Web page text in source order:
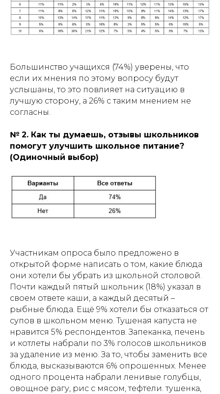
Большинство учащихся (74%) уверены, что
если их мнения по этому вопросу будут
услышаны, то это повлияет на ситуацию в
лучшую сторону, а 26% с таким мнением не
согласны.
№ 2. Как ты думаешь, отзывы школьников
помогут улучшить школьное питание?
(Одиночный выбор)
Участникам опроса было предложено в
открытой форме написать о том, какие блюда
они хотели бы убрать из школьной столовой.
Почти каждый пятый школьник (18%) указал в
своем ответе каши, а каждый десятый –
рыбные блюда. Ещё 9% хотели бы отказаться от
супов в школьном меню. Тушеная капуста не
нравится 5% респондентов. Запеканка, печень
и котлеты набрали по 3% голосов школьников
за удаление из меню. За то, чтобы заменить все
блюда, высказываются 6% опрошенных. Менее
одного процента набрали ленивые голубцы,
овощное рагу, рис с мясом, тефтели. тушенка,